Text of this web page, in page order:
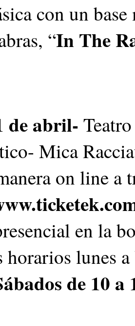
con un
“In The
de abril-
Mica
on line a
en la
horarios lunes a
de 10 a